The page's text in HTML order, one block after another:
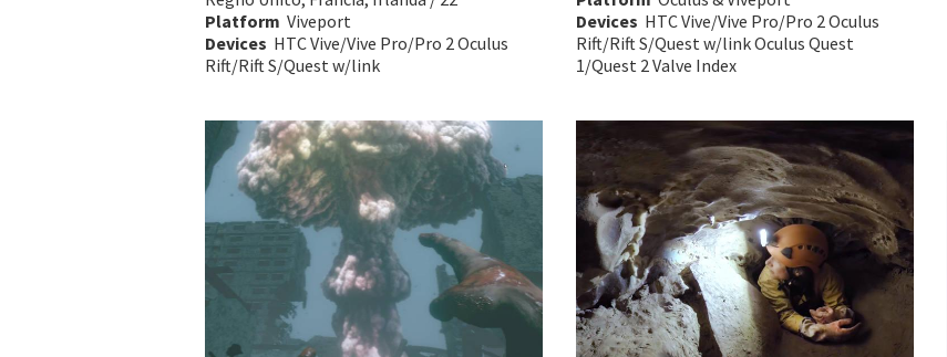
Platform Viveport
Devices HTC Vive/Vive Pro/Pro 2 Oculus
Rift/Rift S/Quest w/link
Devices HTC Vive/Vive Pro/Pro 2 Oculus
Rift/Rift S/Quest w/link Oculus Quest
1/Quest 2 Valve Index